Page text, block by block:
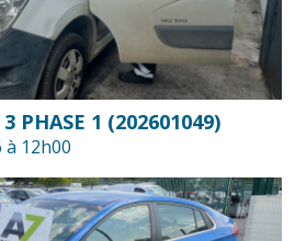
PHASE 1 (202601049)
12h00